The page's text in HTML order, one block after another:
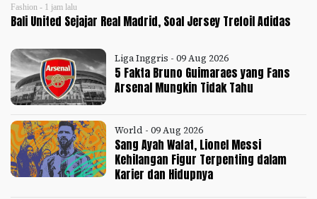
Fashion - 1 jam lalu
Bali United Sejajar Real Madrid, Soal Jersey Trefoil Adidas
Liga Inggris - 09 Aug 2026
5 Fakta Bruno Guimaraes yang Fans
Arsenal Mungkin Tidak Tahu
World - 09 Aug 2026
Sang Ayah Wafat, Lionel Messi
Kehilangan Figur Terpenting dalam
Karier dan Hidupnya